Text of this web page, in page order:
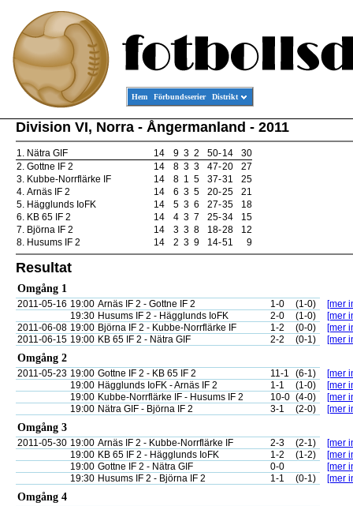
Hem Förbundsserier Distrikt
Division VI, Norra - Ångermanland - 2011
1. Nätra GIF 14 9 3 2 50-14
30
2. Gottne IF 2 14 8 3 3 47-20
27
3. Kubbe-Norrflärke IF 14 8 1 5 37-31
25
4. Arnäs IF 2 14 6 3 5 20-25
21
5. Hägglunds IoFK 14 5 3 6 27-35
18
6. KB 65 IF 2 14 4 3 7 25-34
15
7. Björna IF 2 14 3 3 8 18-28
12
8. Husums IF 2 14 2 3 9 14-51 9
Resultat
Omgång 1
2011-05-16 19:00 Arnäs IF 2 - Gottne IF 2 1-0 (1-0)
[mer
19:30 Husums IF 2 - Hägglunds IoFK 2-0 (1-0)
[mer
2011-06-08 19:00 Björna IF 2 - Kubbe-Norrflärke IF 1-2 (0-0)
[mer
2011-06-15 19:00 KB 65 IF 2 - Nätra GIF 2-2 (0-1) [mer
Omgång 2
2011-05-23 19:00 Gottne IF 2 - KB 65 IF 2 11-1 (6-1)
[mer
19:00 Hägglunds IoFK - Arnäs IF 2 1-1 (1-0)
[mer
19:00 Kubbe-Norrflärke IF - Husums IF 2 10-0 (4-0)
[mer
19:00 Nätra GIF - Björna IF 2 3-1 (2-0) [mer
Omgång 3
2011-05-30 19:00 Arnäs IF 2 - Kubbe-Norrflärke IF 2-3 (2-1)
[mer
19:00 KB 65 IF 2 - Hägglunds IoFK 1-2 (1-2)
[mer
19:00 Gottne IF 2 - Nätra GIF 0-0
[mer
19:30 Husums IF 2 - Björna IF 2 1-1 (0-1) [mer
Omgång 4